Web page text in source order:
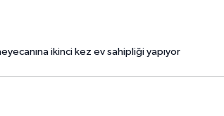
ikinci kez ev sahipliği yapıyor